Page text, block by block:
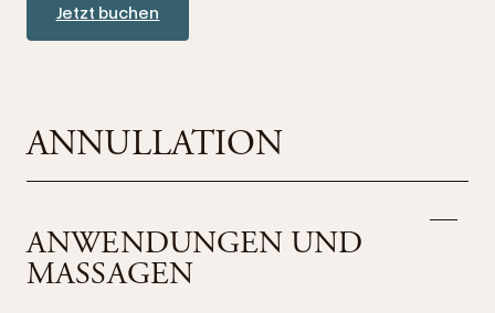
Jetzt buchen
ANNULLATION
ANWENDUNGEN UND
MASSAGEN